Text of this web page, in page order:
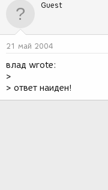
Guest
21 май 2004
влад wrote:
>
> ответ наиден!